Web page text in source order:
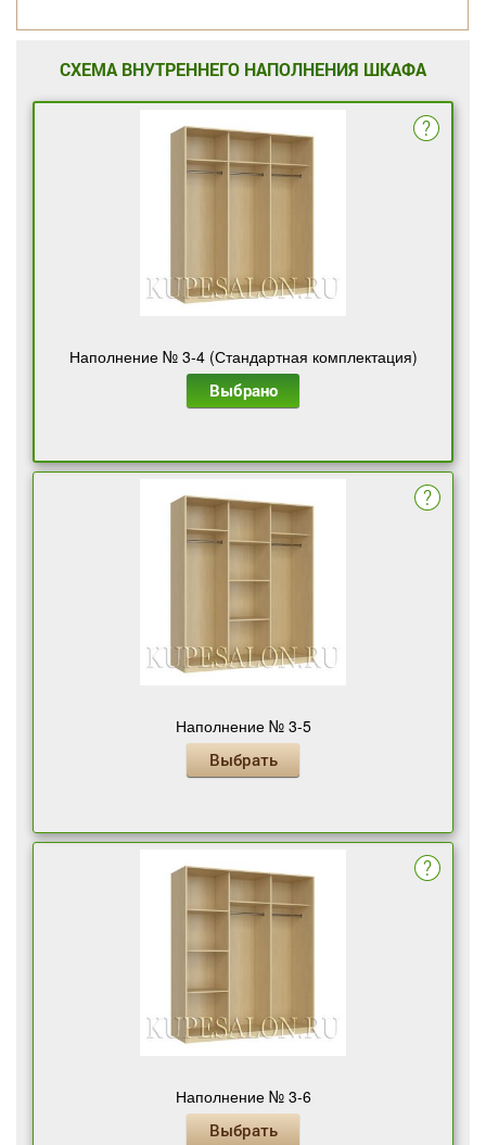
СХЕМА ВНУТРЕННЕГО НАПОЛНЕНИЯ ШКАФА
Наполнение № 3-4 (Стандартная комплектация)
Выбрано
Наполнение № 3-5
Выбрать
Наполнение № 3-6
Выбрать